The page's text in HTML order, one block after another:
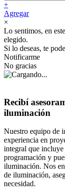
+
Agregar
×
Lo sentimos, en
elegido.
Si lo deseas, te
Notificarme
No gracias
Recibí
iluminación
Nuestro equipo de
experiencia en
integral que
programación y
iluminación. Nos
de iluminación,
necesidad.